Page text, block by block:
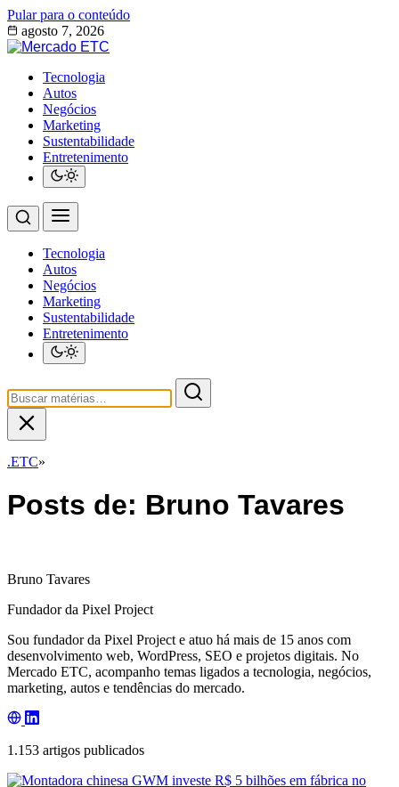
Pular para o conteúdo
agosto 7, 2026
Tecnologia
Autos
Negócios
Marketing
Sustentabilidade
Entretenimento
Tecnologia
Autos
Negócios
Marketing
Sustentabilidade
Entretenimento
.ETC»
Posts de: Bruno Tavares
Bruno Tavares
Fundador da Pixel Project
Sou fundador da Pixel Project e atuo há mais de 15 anos com
desenvolvimento web, WordPress, SEO e projetos digitais. No
Mercado ETC, acompanho temas ligados a tecnologia, negócios,
marketing, autos e tendências do mercado.
1.153 artigos publicados